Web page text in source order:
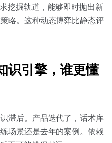
挖掘轨道，能够即时抛出新
略。这种动态博弈比静态评
识引擎，谁更懂
滞后。产品迭代了，话术库
场景还是去年的案例。依赖